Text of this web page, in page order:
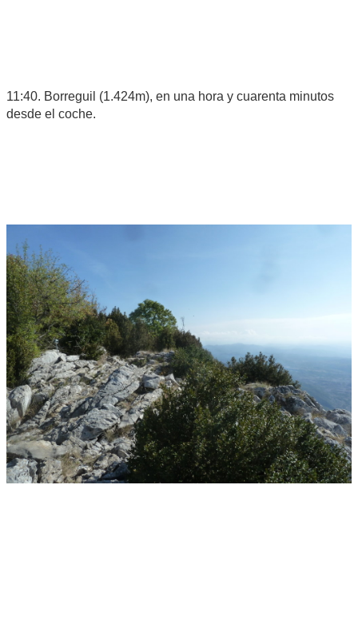
11:40. Borreguil (1.424m), en una hora y cuarenta minutos
desde el coche.